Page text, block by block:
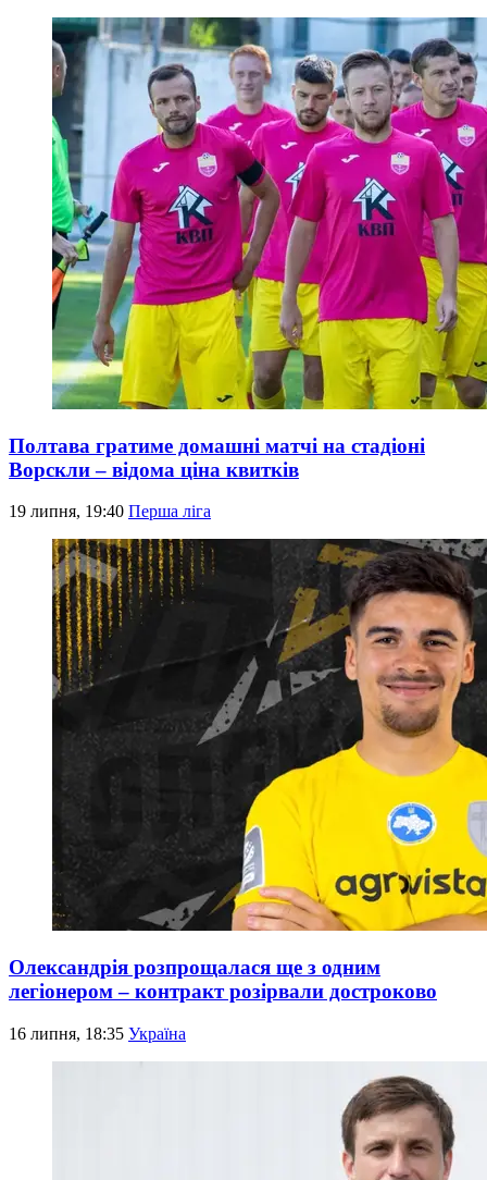
Полтава гратиме домашні матчі на стадіоні
Ворскли – відома ціна квитків
19 липня, 19:40 Перша ліга
Олександрія розпрощалася ще з одним
легіонером – контракт розірвали достроково
16 липня, 18:35 Україна